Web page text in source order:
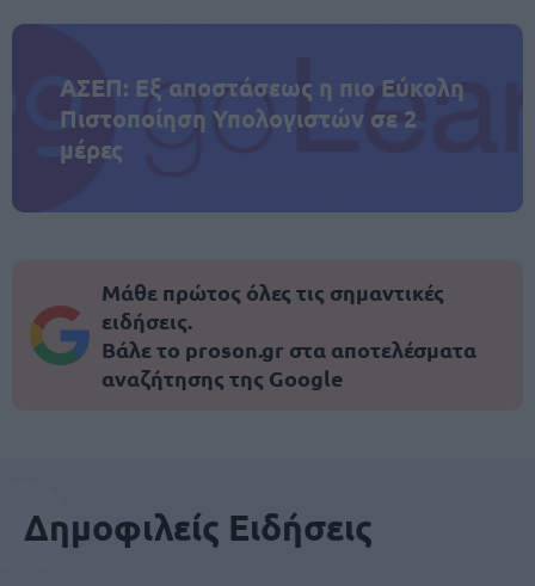
ΑΣΕΠ: Εξ αποστάσεως η πιο Εύκολη
Πιστοποίηση Υπολογιστών σε 2
μέρες
Μάθε πρώτος όλες τις σημαντικές
ειδήσεις.
Βάλε το proson.gr στα αποτελέσματα
αναζήτησης της Google
Δημοφιλείς Ειδήσεις